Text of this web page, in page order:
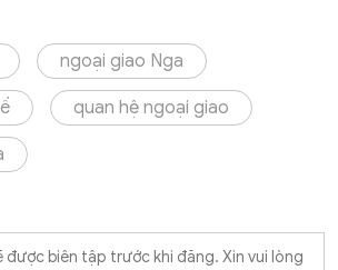
ngoại giao Nga
quan hệ ngoại giao